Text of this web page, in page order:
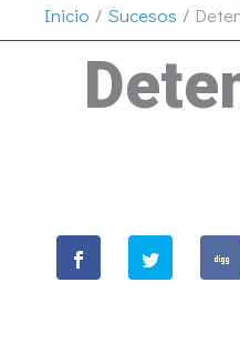
Inicio Sucesos